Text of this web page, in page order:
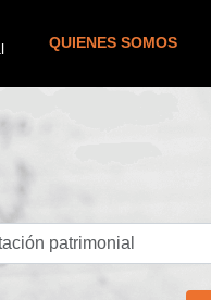
QUIENES SOMOS